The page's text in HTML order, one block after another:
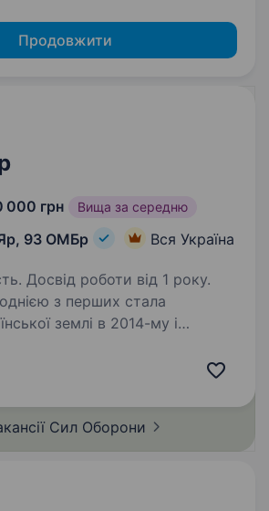
Продовжити
000 грн Вища за середню
93 ОМБр Вся Україна
Досвід роботи від 1 року.
з перших стала
землі в 2014-му і
Нас називають
Сил Оборони